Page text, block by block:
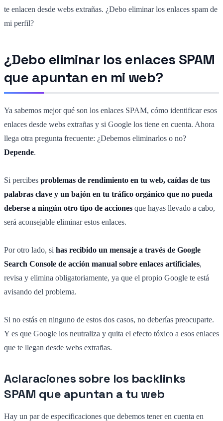
te enlacen desde webs extrañas. ¿Debo eliminar los enlaces spam de
mi perfil?
¿Debo eliminar los enlaces SPAM
que apuntan en mi web?
Ya sabemos mejor qué son los enlaces SPAM, cómo identificar esos
enlaces desde webs extrañas y si Google los tiene en cuenta. Ahora
llega otra pregunta frecuente: ¿Debemos eliminarlos o no?
Depende.
Si percibes problemas de rendimiento en tu web, caídas de tus
palabras clave y un bajón en tu tráfico orgánico que no pueda
deberse a ningún otro tipo de acciones que hayas llevado a cabo,
será aconsejable eliminar estos enlaces.
Por otro lado, si has recibido un mensaje a través de Google
Search Console de acción manual sobre enlaces artificiales,
revisa y elimina obligatoriamente, ya que el propio Google te está
avisando del problema.
Si no estás en ninguno de estos dos casos, no deberías preocuparte.
Y es que Google los neutraliza y quita el efecto tóxico a esos enlaces
que te llegan desde webs extrañas.
Aclaraciones sobre los backlinks
SPAM que apuntan a tu web
Hay un par de especificaciones que debemos tener en cuenta en